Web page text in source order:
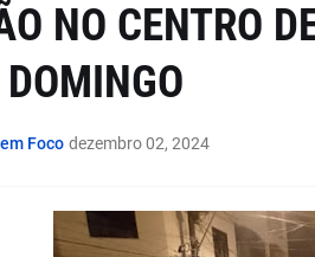
NO CENTRO
Foco dezembro 02, 2024